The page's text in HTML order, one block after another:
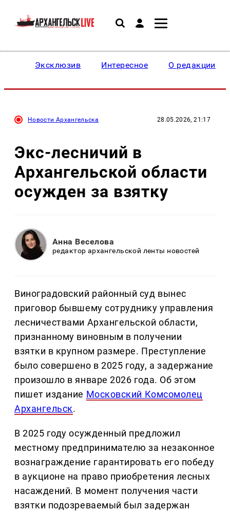
Эксклюзив Интересное О редакции
Новости Архангельска 28.05.2026, 21:17
Экс-лесничий в
Архангельской области
осужден за взятку
Анна Веселова
редактор архангельской ленты новостей
Виноградовский районный суд вынес
приговор бывшему сотруднику управления
лесничествами Архангельской области,
признанному виновным в получении
взятки в крупном размере. Преступление
было совершено в 2025 году, а задержание
произошло в январе 2026 года. Об этом
пишет издание Московский Комсомолец
Архангельск.
В 2025 году осужденный предложил
местному предпринимателю за незаконное
вознаграждение гарантировать его победу
в аукционе на право приобретения лесных
насаждений. В момент получения части
взятки подозреваемый был задержан